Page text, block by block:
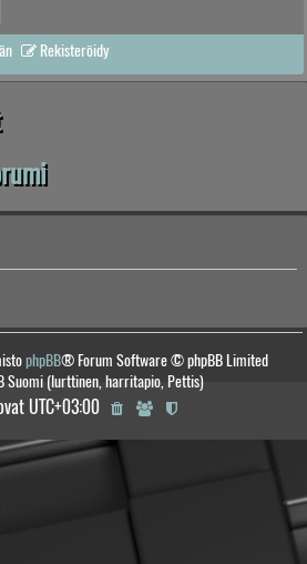
Rekisteröidy
phpBB® Forum Software © phpBB Limited
Suomi (lurttinen, harritapio, Pettis)
UTC+03:00